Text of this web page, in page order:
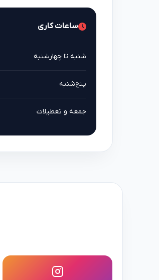
ساعات کاری
شنبه تا چهارشنبه
پنج‌شنبه
جمعه و تعطیلات